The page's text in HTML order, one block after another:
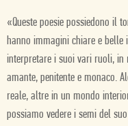
«Queste poesie possiedono il
hanno immagini chiare e belle
interpretare i suoi vari ruoli,
amante, penitente e monaco.
reale, altre in un mondo
possiamo vedere i semi del